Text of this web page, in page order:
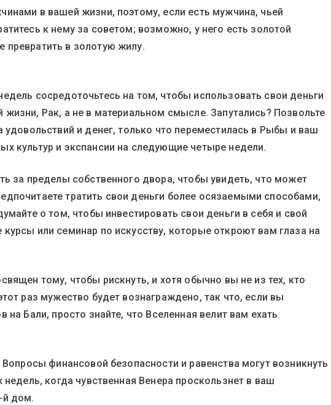
в вашей жизни, поэтому, если есть мужчина, чьей
к нему за советом; возможно, у него есть золотой
в золотую жилу.
сосредоточьтесь на том, чтобы использовать свои деньги
Рак, а не в материальном смысле. Запутались? Позвольте
удовольствий и денег, только что переместилась в Рыбы и ваш
культур и экспансии на следующие четыре недели.
за пределы собственного двора, чтобы увидеть, что может
тратить свои деньги более осязаемыми способами,
о том, чтобы инвестировать свои деньги в себя и свой
или семинар по искусству, которые откроют вам глаза на
тому, чтобы рискнуть, и хотя обычно вы не из тех, кто
раз мужество будет вознаграждено, так что, если вы
на Бали, просто знайте, что Вселенная велит вам ехать.
финансовой безопасности и равенства могут возникнуть
когда чувственная Венера проскользнет в ваш
й дом.